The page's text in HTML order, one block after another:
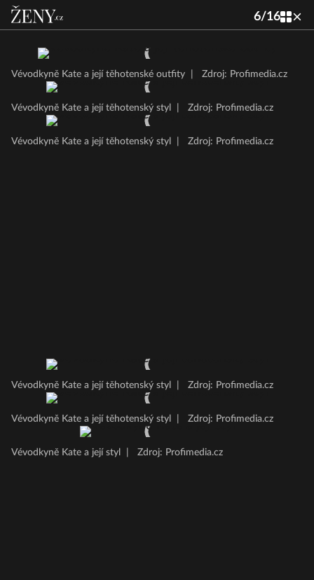
6/16
Vévodkyně Kate a její těhotenské outfity Zdroj: Profimedia.cz
Vévodkyně Kate a její těhotenský styl Zdroj: Profimedia.cz
Vévodkyně Kate a její těhotenský styl Zdroj: Profimedia.cz
Vévodkyně Kate a její těhotenský styl Zdroj: Profimedia.cz
Vévodkyně Kate a její těhotenský styl Zdroj: Profimedia.cz
Vévodkyně Kate a její styl Zdroj: Profimedia.cz